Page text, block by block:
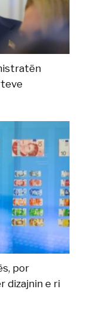
por
dizajnin e ri